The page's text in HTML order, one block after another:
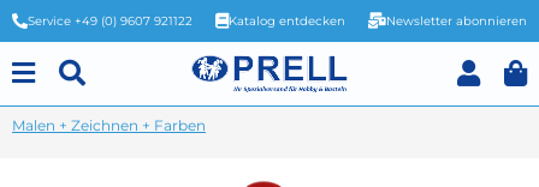
Service +49 (0) 9607 921122 Katalog entdecken Newsletter abonnieren
Malen + Zeichnen + Farben